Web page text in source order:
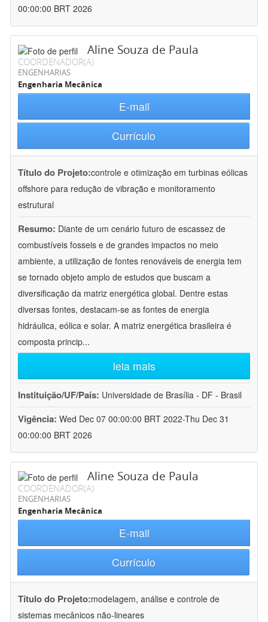
00:00:00 BRT 2026
Aline Souza de Paula
COORDENADOR(A)
ENGENHARIAS
Engenharia Mecânica
E-mail
Currículo
Título do Projeto:controle e otimização em turbinas eólicas
offshore para redução de vibração e monitoramento
estrutural
Resumo: Diante de um cenário futuro de escassez de
combustíveis fosseis e de grandes impactos no meio
ambiente, a utilização de fontes renováveis de energia tem
se tornado objeto amplo de estudos que buscam a
diversificação da matriz energética global. Dentre estas
diversas fontes, destacam-se as fontes de energia
hidráulica, eólica e solar. A matriz energética brasileira é
composta princip...
leia mais
Instituição/UF/País: Universidade de Brasília - DF - Brasil
Vigência: Wed Dec 07 00:00:00 BRT 2022-Thu Dec 31
00:00:00 BRT 2026
Aline Souza de Paula
COORDENADOR(A)
ENGENHARIAS
Engenharia Mecânica
E-mail
Currículo
Título do Projeto:modelagem, análise e controle de
sistemas mecânicos não-lineares